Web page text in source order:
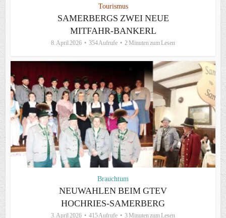
Tourismus
SAMERBERGS ZWEI NEUE
MITFAHR-BANKERL
8. April 2026 354 Aufrufe 2 Minuten zum Lesen
Brauchtum
NEUWAHLEN BEIM GTEV
HOCHRIES-SAMERBERG
3. April 2026 415 Aufrufe 3 Minuten zum Lesen